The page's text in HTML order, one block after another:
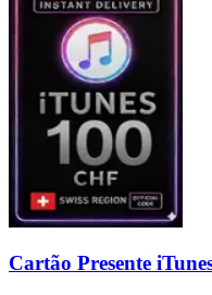
Cartão Presente